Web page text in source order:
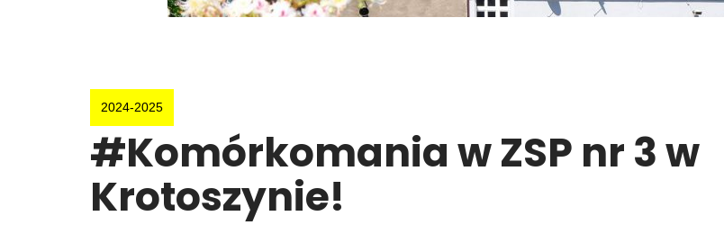
2024-2025
#Komórkomania w ZSP nr 3 w
Krotoszynie!